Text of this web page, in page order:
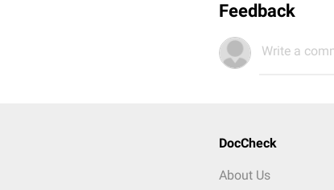
Feedback
Write a
DocCheck
About Us